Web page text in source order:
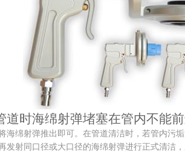
时海绵射弹堵塞在管内不能前
绵射弹推出即可。在管道清洁时，若管内污
射同口径或大口径的海绵射弹进行正式清洁